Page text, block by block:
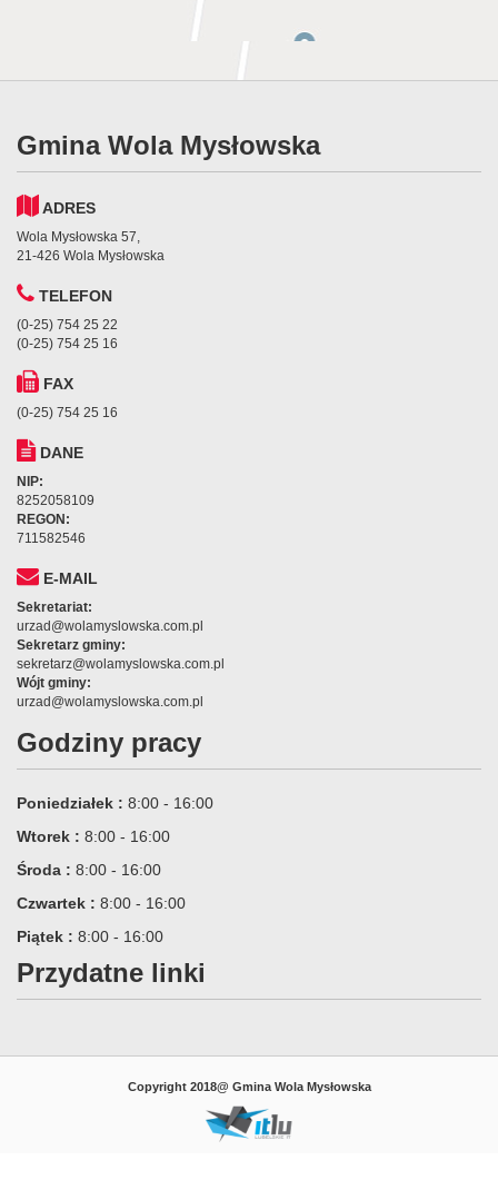
Gmina Wola Mysłowska
ADRES
Wola Mysłowska 57,
21-426 Wola Mysłowska
TELEFON
(0-25) 754 25 22
(0-25) 754 25 16
FAX
(0-25) 754 25 16
DANE
NIP:
8252058109
REGON:
711582546
E-MAIL
Sekretariat:
urzad@wolamyslowska.com.pl
Sekretarz gminy:
sekretarz@wolamyslowska.com.pl
Wójt gminy:
urzad@wolamyslowska.com.pl
Godziny pracy
Poniedziałek : 8:00 - 16:00
Wtorek : 8:00 - 16:00
Środa : 8:00 - 16:00
Czwartek : 8:00 - 16:00
Piątek : 8:00 - 16:00
Przydatne linki
Copyright 2018@ Gmina Wola Mysłowska